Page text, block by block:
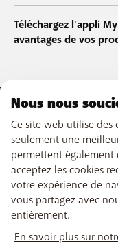
Téléchargez l'appli My
avantages de vos
NOTRE OFFRE
Abonnements GSM
Smartphones
Internet
TV
Combiner
Boosters wifi
Tadaam
NOS SERVICES
eSIM
Free Data Day
limite hors abonnement
Réseau
SUPPORT
Aide & Contact
My BASE
LIENS UTILES
Nous nous
Ce site web utilise des
seulement une
permettent également
acceptez les cookies
votre expérience de
vous partagez avec
entièrement.
En savoir plus sur